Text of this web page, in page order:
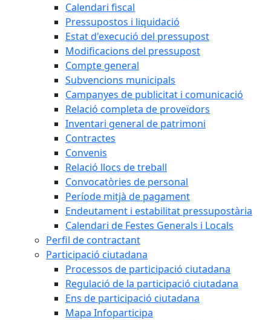
Calendari fiscal
Pressupostos i liquidació
Estat d'execució del pressupost
Modificacions del pressupost
Compte general
Subvencions municipals
Campanyes de publicitat i comunicació
Relació completa de proveïdors
Inventari general de patrimoni
Contractes
Convenis
Relació llocs de treball
Convocatòries de personal
Període mitjà de pagament
Endeutament i estabilitat pressupostària
Calendari de Festes Generals i Locals
Perfil de contractant
Participació ciutadana
Processos de participació ciutadana
Regulació de la participació ciutadana
Ens de participació ciutadana
Mapa Infoparticipa